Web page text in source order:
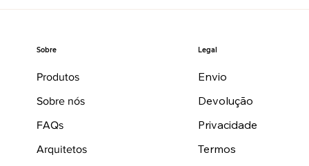
Sobre
Produtos
Sobre nós
FAQs
Arquitetos
Legal
Envio
Devolução
Privacidade
Termos